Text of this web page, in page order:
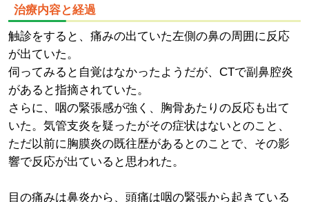
治療内容と経過
触診をすると、痛みの出ていた左側の鼻の周囲に反応
が出ていた。
伺ってみると自覚はなかったようだが、CTで副鼻腔炎
があると指摘されていた。
さらに、咽の緊張感が強く、胸骨あたりの反応も出て
いた。気管支炎を疑ったがその症状はないとのこと、
ただ以前に胸膜炎の既往歴があるとのことで、その影
響で反応が出ていると思われた。
目の痛みは鼻炎から、頭痛は咽の緊張から起きている